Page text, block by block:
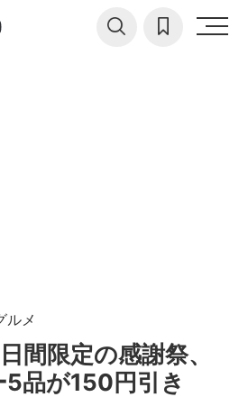
ルメ
間限定の感謝祭、
5品が150円引き